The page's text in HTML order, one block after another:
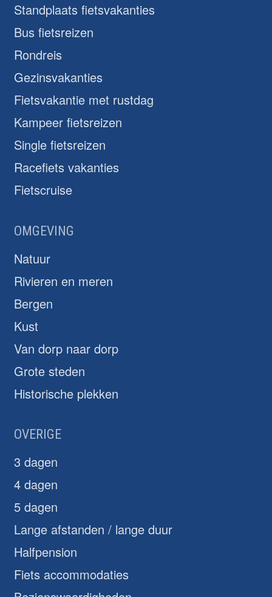
Standplaats fietsvakanties
Bus fietsreizen
Rondreis
Gezinsvakanties
Fietsvakantie met rustdag
Kampeer fietsreizen
Single fietsreizen
Racefiets vakanties
Fietscruise
OMGEVING
Natuur
Rivieren en meren
Bergen
Kust
Van dorp naar dorp
Grote steden
Historische plekken
OVERIGE
3 dagen
4 dagen
5 dagen
Lange afstanden / lange duur
Halfpension
Fiets accommodaties